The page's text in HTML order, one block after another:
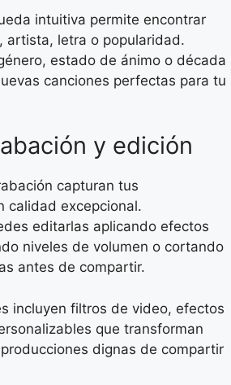
intuitiva permite encontrar
artista, letra o popularidad.
estado de ánimo o década
canciones perfectas para tu
y edición
capturan tus
calidad excepcional.
editarlas aplicando efectos
niveles de volumen o cortando
antes de compartir.
incluyen filtros de video, efectos
que transforman
dignas de compartir